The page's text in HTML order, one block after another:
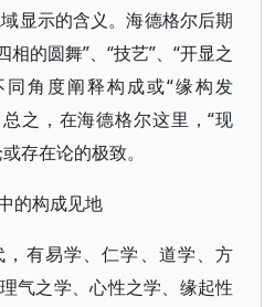
显示的含义。海德格尔后期
相的圆舞”、“技艺”、“开显之
角度阐释构成或“缘构发
之，在海德格尔这里，“现
存在论的极致。
的构成见地
有易学、仁学、道学、方
气之学、心性之学、缘起性